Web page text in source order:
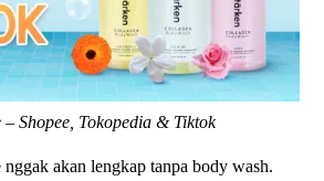
Shopee, Tokopedia & Tiktok
akan lengkap tanpa body wash.